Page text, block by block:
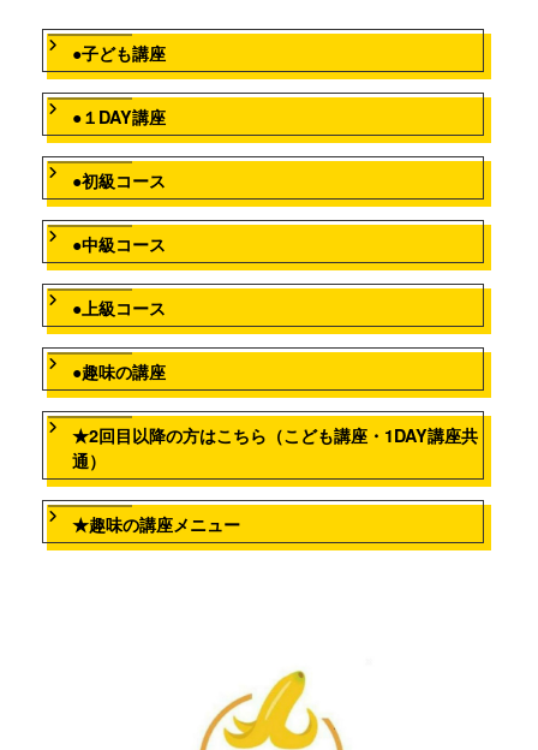
●子ども講座
●１DAY講座
●初級コース
●中級コース
●上級コース
●趣味の講座
★2回目以降の方はこちら（こども講座・1DAY講座共
通）
★趣味の講座メニュー